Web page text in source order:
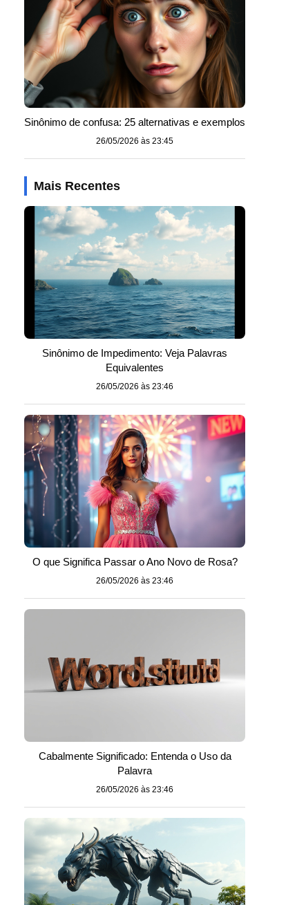
Sinônimo de confusa: 25 alternativas e exemplos
26/05/2026 às 23:45
Mais Recentes
Sinônimo de Impedimento: Veja Palavras
Equivalentes
26/05/2026 às 23:46
O que Significa Passar o Ano Novo de Rosa?
26/05/2026 às 23:46
Cabalmente Significado: Entenda o Uso da
Palavra
26/05/2026 às 23:46